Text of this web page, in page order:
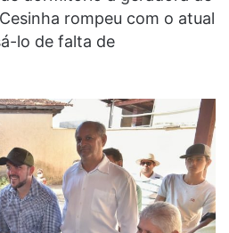
rompeu com o atual
lo de falta de